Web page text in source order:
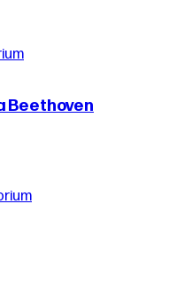
Beethoven